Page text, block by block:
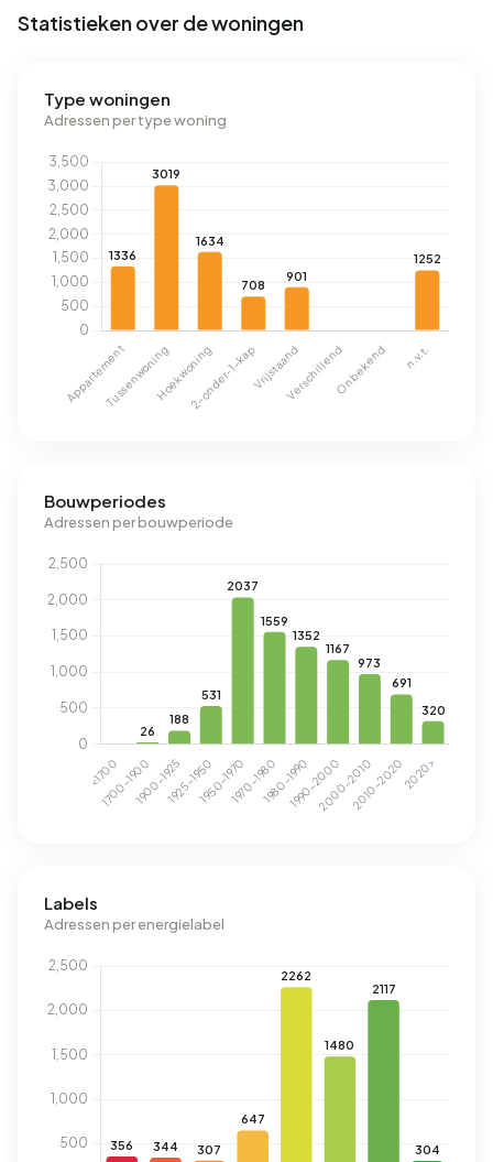
Statistieken over de woningen
Type woningen
Adressen per type woning
Bouwperiodes
Adressen per bouwperiode
Labels
Adressen per energielabel